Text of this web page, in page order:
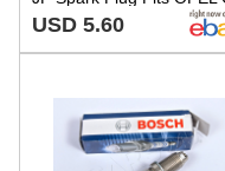
USD 5.60